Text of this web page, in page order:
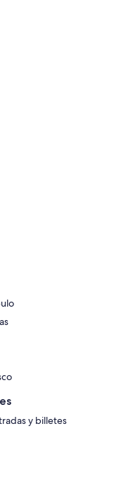
y billetes